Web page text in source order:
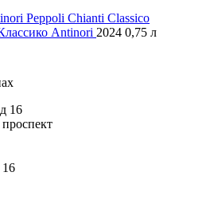
Peppoli Chianti Classico
Antinori 2024 0,75 л
16